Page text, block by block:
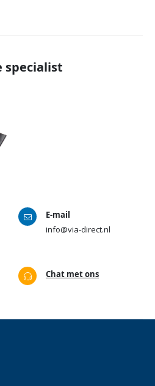
specialist
E-mail
info@via-direct.nl
Chat met ons